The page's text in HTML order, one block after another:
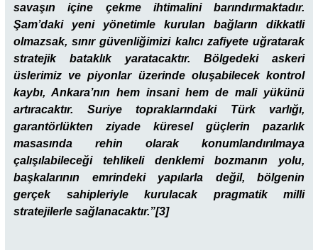
savaşın içine çekme ihtimalini barındırmaktadır.
Şam’daki yeni yönetimle kurulan bağların dikkatli
olmazsak, sınır güvenliğimizi kalıcı zafiyete uğratarak
stratejik bataklık yaratacaktır. Bölgedeki askeri
üslerimiz ve piyonlar üzerinde oluşabilecek kontrol
kaybı, Ankara’nın hem insani hem de mali yükünü
artıracaktır. Suriye topraklarındaki Türk varlığı,
garantörlükten ziyade küresel güçlerin pazarlık
masasında rehin olarak konumlandırılmaya
çalışılabileceği tehlikeli denklemi bozmanın yolu,
başkalarının emrindeki yapılarla değil, bölgenin
gerçek sahipleriyle kurulacak pragmatik milli
stratejilerle sağlanacaktır.”[3]